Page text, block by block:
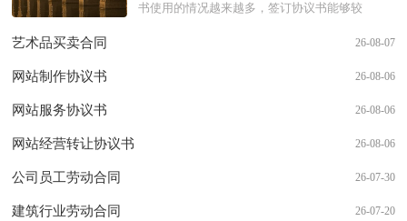
书使用的情况越来越多，签订协议书能够较
26-08-07
艺术品买卖合同
26-08-06
网站制作协议书
26-08-06
网站服务协议书
26-08-06
网站经营转让协议书
26-07-30
公司员工劳动合同
26-07-20
建筑行业劳动合同